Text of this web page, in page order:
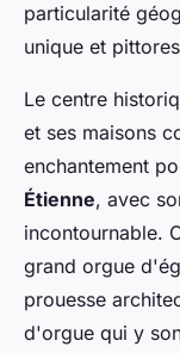
particularité
unique et
Le centre
et ses maisons
enchantement
Étienne, avec
incontournable.
grand orgue
prouesse
d'orgue qui y